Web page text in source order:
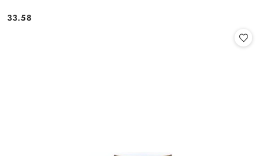
Cena:
33.58